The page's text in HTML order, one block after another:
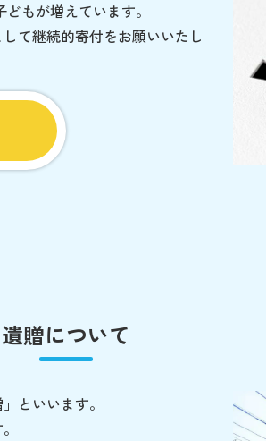
もが増えています。
て継続的寄付をお願いいたし
遺贈について
といいます。